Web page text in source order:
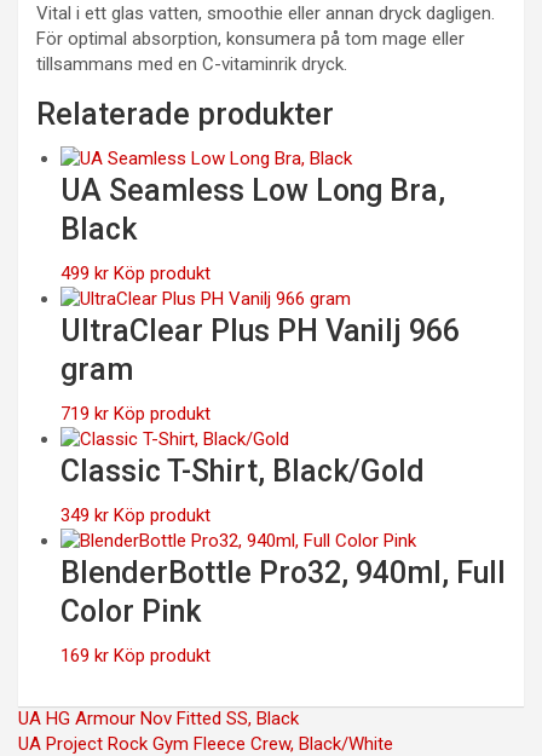
Vital i ett glas vatten, smoothie eller annan dryck dagligen.
För optimal absorption, konsumera på tom mage eller
tillsammans med en C-vitaminrik dryck.
Relaterade produkter
UA Seamless Low Long Bra,
Black
499 kr Köp produkt
UltraClear Plus PH Vanilj 966
gram
719 kr Köp produkt
Classic T-Shirt, Black/Gold
349 kr Köp produkt
BlenderBottle Pro32, 940ml, Full
Color Pink
169 kr Köp produkt
Inläggsnavigering
UA HG Armour Nov Fitted SS, Black
UA Project Rock Gym Fleece Crew, Black/White